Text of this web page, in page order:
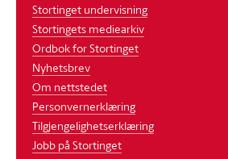
Stortinget undervisning
Stortingets mediearkiv
Ordbok for Stortinget
Nyhetsbrev
Om nettstedet
Personvernerklæring
Tilgjengelighetserklæring
Jobb på Stortinget